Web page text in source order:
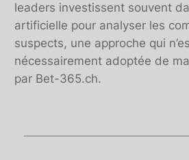
leaders investissent souvent
artificielle pour analyser les
suspects, une approche qui
nécessairement adoptée de
par Bet-365.ch.